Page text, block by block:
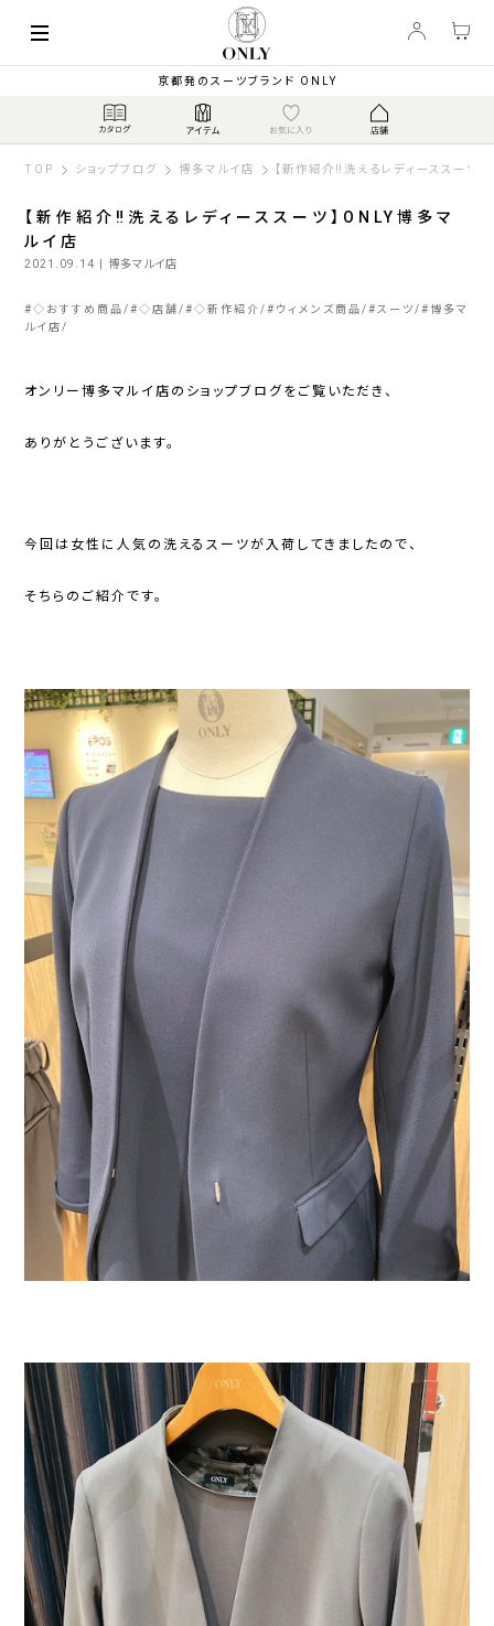
京都発のスーツブランド ONLY
TOP ショップブログ 博多マルイ店 【新作紹介‼洗えるレディーススーツ
【新作紹介‼洗えるレディーススーツ】ONLY博多マ
ルイ店
2021.09.14 | 博多マルイ店
#◇おすすめ商品 #◇店舗 #◇新作紹介 # ウィメンズ商品 # スーツ # 博多マ
ルイ店
オンリー博多マルイ店のショップブログをご覧いただき、
ありがとうございます。
今回は女性に人気の洗えるスーツが入荷してきましたので、
そちらのご紹介です。